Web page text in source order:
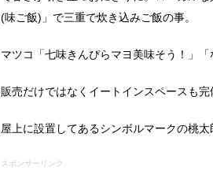
(味ご飯)」で三重で炊き込みご飯の事。
マツコ「七味きんぴらマヨ美味そう！」
販売だけではなくイートインスペースも
屋上に設置してあるシンボルマークの桃
スポンサーリンク